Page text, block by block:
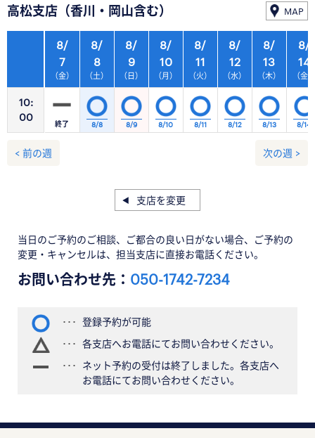
高松支店（香川・岡山含む） MAP
10:
00
8/
7
（金）
8/
8
（土）
8/
9
（日）
8/
10
（月）
8/
11
（火）
8/
12
（水）
8/
13
（木）
終了 8/8 8/9 8/10 8/11 8/12 8/13
8/
14
（金）
8/14
< 前の週 次の週 >
支店を変更
当日のご予約のご相談、ご都合の良い日がない場合、ご予約の
変更・キャンセルは、担当支店に直接お電話ください。
お問い合わせ先： 050-1742-7234
登録予約が可能
各支店へお電話にてお問い合わせください。
ネット予約の受付は終了しました。各支店へ
お電話にてお問い合わせください。